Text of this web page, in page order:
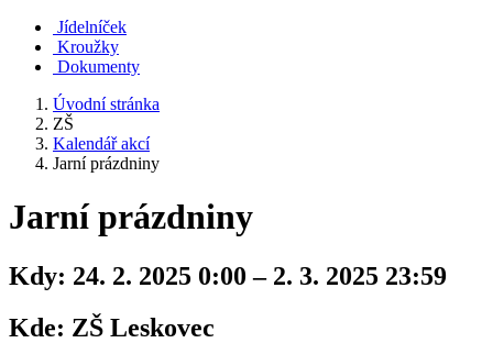
Jídelníček
Kroužky
Dokumenty
Úvodní stránka
ZŠ
Kalendář akcí
Jarní prázdniny
Jarní prázdniny
Kdy: 24. 2. 2025 0:00 – 2. 3. 2025 23:59
Kde: ZŠ Leskovec